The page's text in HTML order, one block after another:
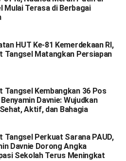
Mulai Terasa di Berbagai
HUT Ke-81 Kemerdekaan RI,
Tangsel Matangkan Persiapan
Tangsel Kembangkan 36 Pos
Benyamin Davnie: Wujudkan
Aktif, dan Bahagia
Tangsel Perkuat Sarana PAUD,
Davnie Dorong Angka
Sekolah Terus Meningkat